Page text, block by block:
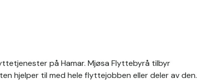
på Hamar. Mjøsa Flyttebyrå tilbyr
hjelper til med hele flyttejobben eller deler av den.